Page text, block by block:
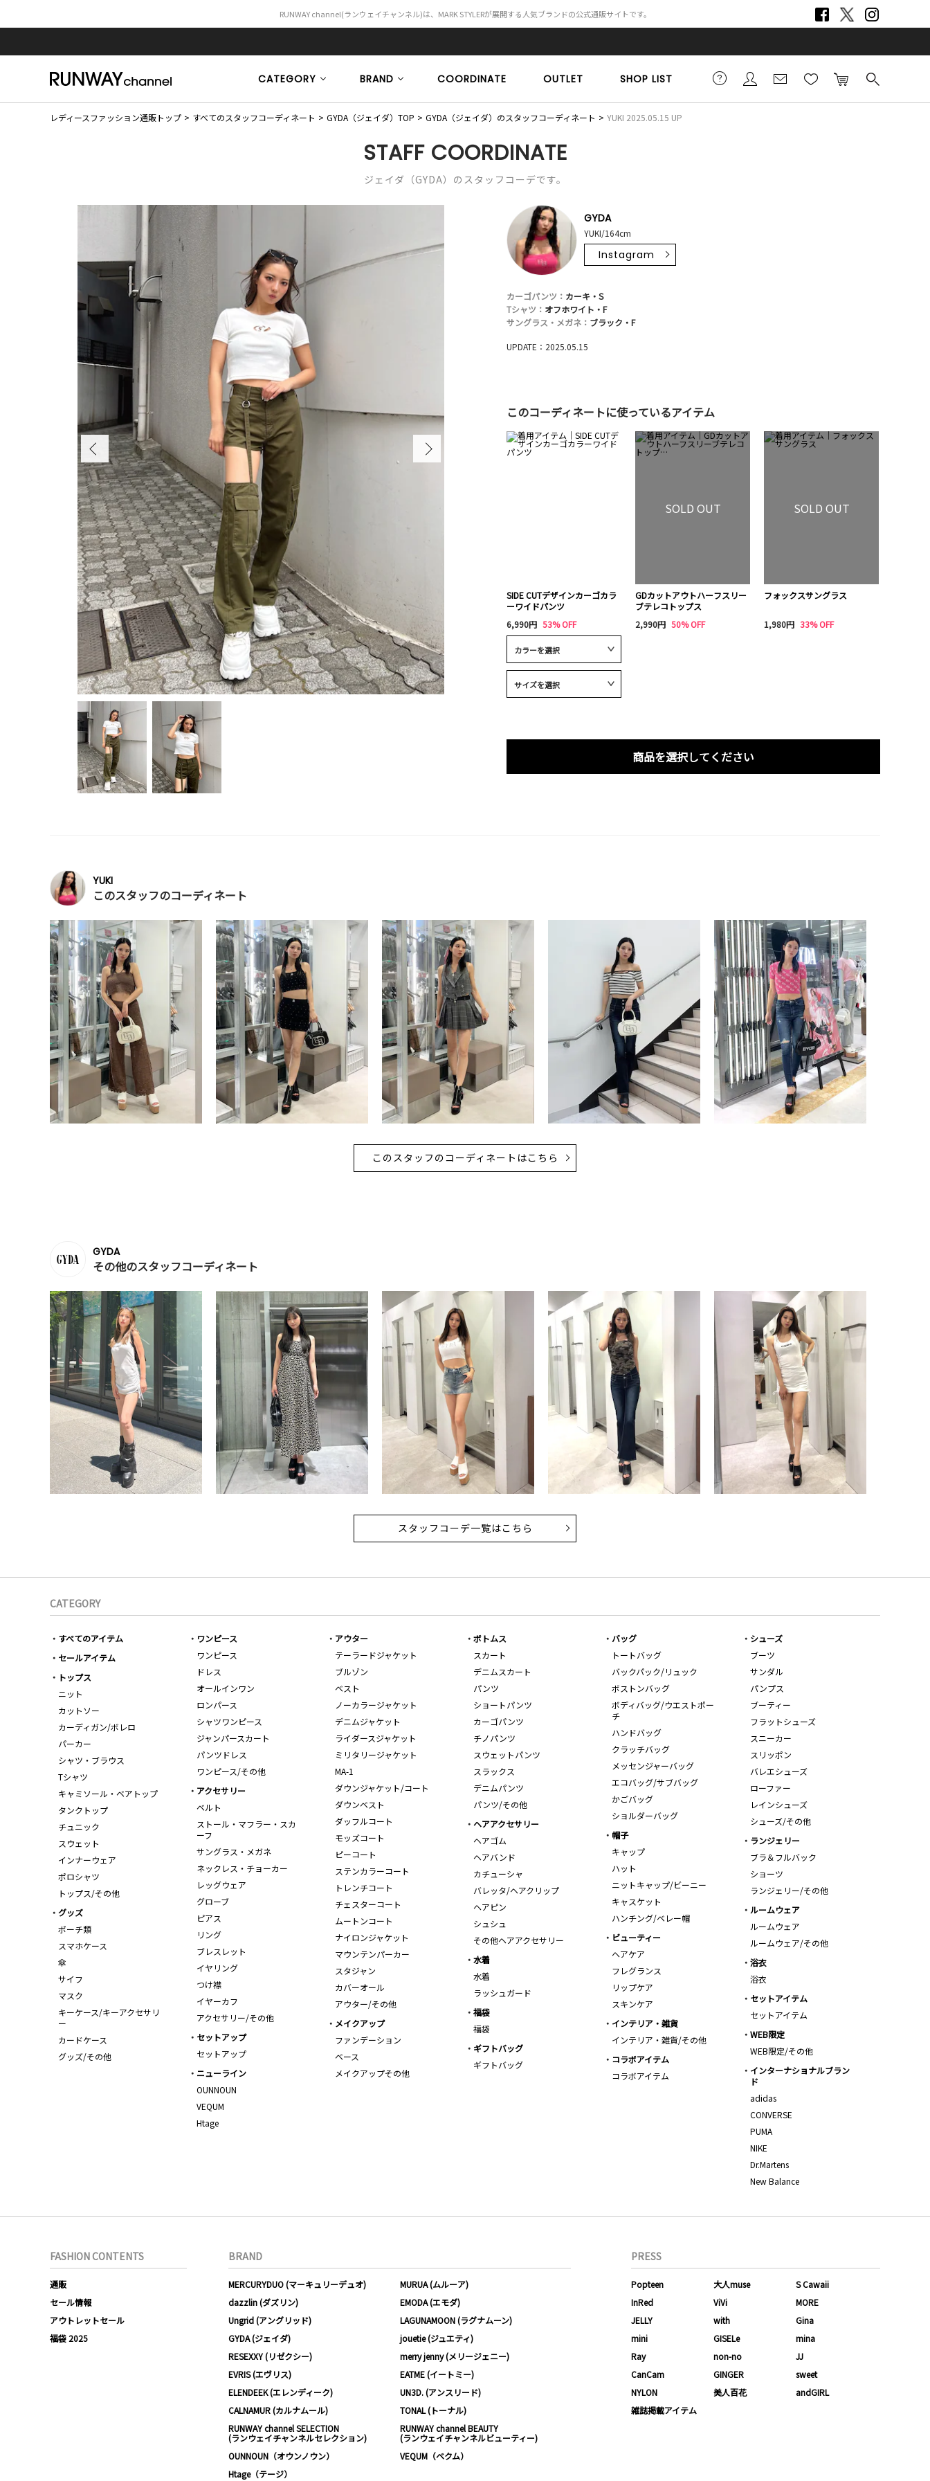
RUNWAY channel(ランウェイチャンネル)は、MARK STYLERが展開する人気ブランドの公式通販サイトです。
CATEGORY BRAND COORDINATE OUTLET SHOP LIST
レディースファッション通販トップ すべてのスタッフコーディネート GYDA（ジェイダ）TOP GYDA（ジェイダ）のスタッフコーディネート YUKI 2025.05.15 UP
STAFF COORDINATE
ジェイダ（GYDA）のスタッフコーデです。
GYDA
YUKI/164cm
Instagram
カーゴパンツ： カーキ・S
Tシャツ： オフホワイト・F
サングラス・メガネ： ブラック・F
UPDATE：2025.05.15
このコーディネートに使っているアイテム
SIDE CUTデザインカーゴカラ
ーワイドパンツ
6,990円 53% OFF
SOLD OUT
GDカットアウトハーフスリー
ブテレコトップス
2,990円 50% OFF
SOLD OUT
フォックスサングラス
1,980円 33% OFF
商品を選択してください
YUKI
このスタッフのコーディネート
このスタッフのコーディネートはこちら
GYDA
その他のスタッフコーディネート
スタッフコーデ一覧はこちら
CATEGORY
すべてのアイテム
セールアイテム
トップス
ニット
カットソー
カーディガン/ボレロ
パーカー
シャツ・ブラウス
Tシャツ
キャミソール・ベアトップ
タンクトップ
チュニック
スウェット
インナーウェア
ポロシャツ
トップス/その他
ワンピース
ワンピース
ドレス
オールインワン
ロンパース
シャツワンピース
ジャンパースカート
パンツドレス
ワンピース/その他
アウター
テーラードジャケット
ブルゾン
ベスト
ノーカラージャケット
デニムジャケット
ライダースジャケット
ミリタリージャケット
MA-1
ダウンジャケット/コート
ダウンベスト
ダッフルコート
モッズコート
ピーコート
ステンカラーコート
トレンチコート
チェスターコート
ムートンコート
ナイロンジャケット
マウンテンパーカー
スタジャン
カバーオール
アウター/その他
ボトムス
スカート
デニムスカート
パンツ
ショートパンツ
カーゴパンツ
チノパンツ
スウェットパンツ
スラックス
デニムパンツ
パンツ/その他
バッグ
トートバッグ
バックパック/リュック
ボストンバッグ
ボディバッグ/ウエストポー
チ
ハンドバッグ
クラッチバッグ
メッセンジャーバッグ
エコバッグ/サブバッグ
かごバッグ
ショルダーバッグ
シューズ
ブーツ
サンダル
パンプス
ブーティー
フラットシューズ
スニーカー
スリッポン
バレエシューズ
ローファー
レインシューズ
シューズ/その他
アクセサリー
ベルト
ストール・マフラー・スカ
ーフ
サングラス・メガネ
ネックレス・チョーカー
レッグウェア
グローブ
ピアス
リング
ブレスレット
イヤリング
つけ襟
イヤーカフ
アクセサリー/その他
ヘアアクセサリー
ヘアゴム
ヘアバンド
カチューシャ
バレッタ/ヘアクリップ
ヘアピン
シュシュ
その他ヘアアクセサリー
帽子
キャップ
ハット
ニットキャップ/ビーニー
キャスケット
ハンチング/ベレー帽
ランジェリー
ブラ＆フルバック
ショーツ
ランジェリー/その他
ルームウェア
ルームウェア
ルームウェア/その他
グッズ
ポーチ類
スマホケース
傘
サイフ
マスク
キーケース/キーアクセサリ
ー
カードケース
グッズ/その他
ビューティー
ヘアケア
フレグランス
リップケア
スキンケア
水着
水着
ラッシュガード
浴衣
浴衣
セットアイテム
セットアイテム
福袋
福袋
メイクアップ
ファンデーション
ベース
メイクアップその他
インテリア・雑貨
インテリア・雑貨/その他
WEB限定
WEB限定/その他
セットアップ
セットアップ
ギフトバッグ
ギフトバッグ
コラボアイテム
コラボアイテム
インターナショナルブラン
ド
adidas
CONVERSE
PUMA
NIKE
Dr.Martens
New Balance
ニューライン
OUNNOUN
VEQUM
Htage
FASHION CONTENTS
通販
セール情報
アウトレットセール
福袋 2025
BRAND
MERCURYDUO (マーキュリーデュオ)
MURUA (ムルーア)
dazzlin (ダズリン)
EMODA (エモダ)
Ungrid (アングリッド)
LAGUNAMOON (ラグナムーン)
GYDA (ジェイダ)
jouetie (ジュエティ)
RESEXXY (リゼクシー)
merry jenny (メリージェニー)
EVRIS (エヴリス)
EATME (イートミー)
ELENDEEK (エレンディーク)
UN3D. (アンスリード)
CALNAMUR (カルナムール)
TONAL (トーナル)
RUNWAY channel SELECTION
(ランウェイチャンネルセレクション)
RUNWAY channel BEAUTY
(ランウェイチャンネルビューティー)
OUNNOUN（オウンノウン）
VEQUM（ベクム）
Htage（テージ）
PRESS
Popteen 大人muse
S Cawaii
InRed
ViVi
MORE
JELLY
with
Gina
mini
GISELe
mina
Ray
non-no
JJ
CanCam
GINGER
sweet
NYLON
美人百花
andGIRL
雑誌掲載アイテム